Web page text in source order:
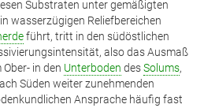
Substraten unter gemäßigten
wasserzügigen Reliefbereichen
führt, tritt in den südöstlichen
also das Ausmaß
in den Unterboden desSolums,
Süden weiter zunehmenden
Ansprache häufig fast